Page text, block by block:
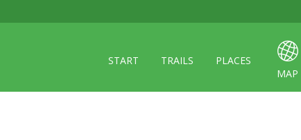
START TRAILS
PLACES
MAP